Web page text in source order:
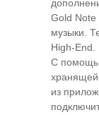
Gold Note
музыки.
High-End.
С
из